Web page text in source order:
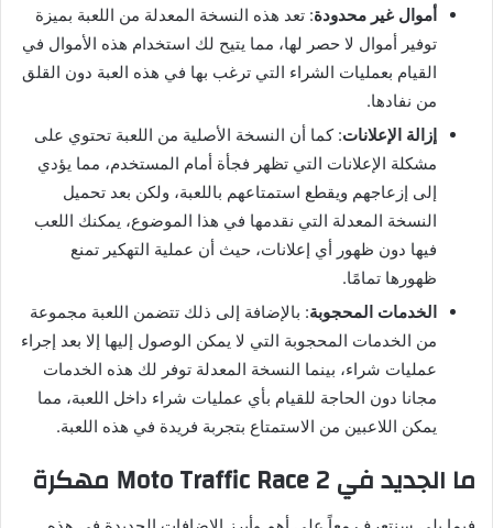
أموال غير محدودة: تعد هذه النسخة المعدلة من اللعبة بميزة
توفير أموال لا حصر لها، مما يتيح لك استخدام هذه الأموال في
القيام بعمليات الشراء التي ترغب بها في هذه العبة دون القلق
من نفادها.
إزالة الإعلانات: كما أن النسخة الأصلية من اللعبة تحتوي على
مشكلة الإعلانات التي تظهر فجأة أمام المستخدم، مما يؤدي
إلى إزعاجهم ويقطع استمتاعهم باللعبة، ولكن بعد تحميل
النسخة المعدلة التي نقدمها في هذا الموضوع، يمكنك اللعب
فيها دون ظهور أي إعلانات، حيث أن عملية التهكير تمنع
ظهورها تمامًا.
الخدمات المحجوبة: بالإضافة إلى ذلك تتضمن اللعبة مجموعة
من الخدمات المحجوبة التي لا يمكن الوصول إليها إلا بعد إجراء
عمليات شراء، بينما النسخة المعدلة توفر لك هذه الخدمات
مجانا دون الحاجة للقيام بأي عمليات شراء داخل اللعبة، مما
يمكن اللاعبين من الاستمتاع بتجربة فريدة في هذه اللعبة.
ما الجديد في Moto Traffic Race 2 مهكرة